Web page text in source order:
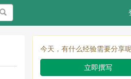
搜索
今天，有什么经验需要分享
立即撰写